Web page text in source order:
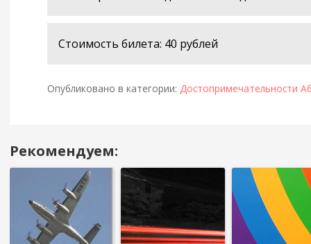
Стоимость билета: 40 рублей
Опубликовано в категории: Достопримечательности
Навигация
в
Рекомендуем: